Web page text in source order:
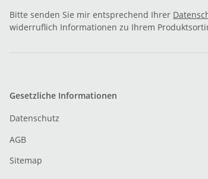
Bitte senden Sie mir entsprechend Ihrer
widerruflich Informationen zu Ihrem
Gesetzliche Informationen
Datenschutz
AGB
Sitemap